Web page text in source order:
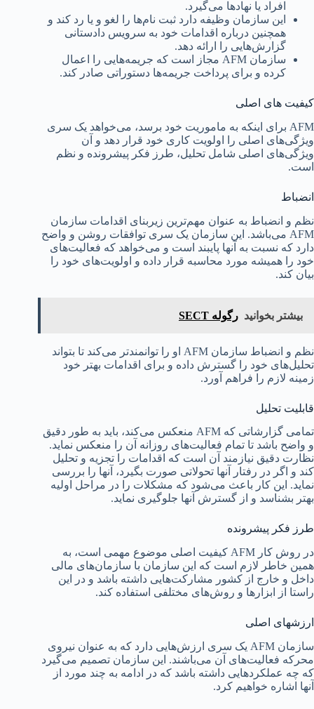
افراد یا نهادها می‌گیرد.
این سازمان وظیفه دارد ثبت نام‌ها را لغو و یا رد کند و
همچنین درباره اقدامات خود به سرویس دادستانی
گزارش‌هایی را ارائه دهد.
سازمان AFM مجاز است که جریمه‌هایی را اعمال
کرده و برای پرداخت جریمه‌ها دستوراتی صادر کند.
کیفیت های اصلی
AFM برای اینکه به ماموریت خود برسد، می‌خواهد یک سری
ویژگی‌های اصلی را اولویت کاری خود قرار دهد و آن
ویژگی‌های اصلی شامل تحلیل، طرز فکر پیشرونده و نظم
است.
انضباط
نظم و انضباط به عنوان مهم‌ترین زیربنای اقدامات سازمان
AFM می‌باشد. این سازمان یک سری توافقات روشن و واضح
دارد که نسبت به آنها پایبند است و می‌خواهد که فعالیت‌های
خود را همیشه مورد محاسبه قرار داده و اولویت‌های خود را
بیان کند.
بیشتر بخوانید رگوله SECT
نظم و انضباط سازمان AFM او را توانمندتر می‌کند تا بتواند
تحلیل‌های خود را گسترش داده و برای اقدامات بهتر خود
زمینه لازم را فراهم آورد.
قابلیت تحلیل
تمامی گزارشاتی که AFM منعکس می‌کند، باید به طور دقیق
و واضح باشد تا تمام فعالیت‌های روزانه آن را منعکس نماید.
نظارت دقیق نیازمند آن است که اقدامات را تجزیه و تحلیل
کند و اگر در رفتار آنها تحولاتی صورت بگیرد، آنها را بررسی
نماید. این کار باعث می‌شود که مشکلات را در مراحل اولیه
بهتر بشناسد و از گسترش آنها جلوگیری نماید.
طرز فکر پیشرونده
در روش کار AFM کیفیت اصلی موضوع مهمی است، به
همین خاطر لازم است که این سازمان با سازمان‌های مالی
داخل و خارج از کشور مشارکت‌هایی داشته باشد و در این
راستا از ابزارها و روش‌های مختلفی استفاده کند.
ارزشهای اصلی
سازمان AFM یک سری ارزش‌هایی دارد که به عنوان نیروی
محرکه فعالیت‌های آن می‌باشند. این سازمان تصمیم می‌گیرد
که چه عملکردهایی داشته باشد که در ادامه به چند مورد از
آنها اشاره خواهیم کرد.